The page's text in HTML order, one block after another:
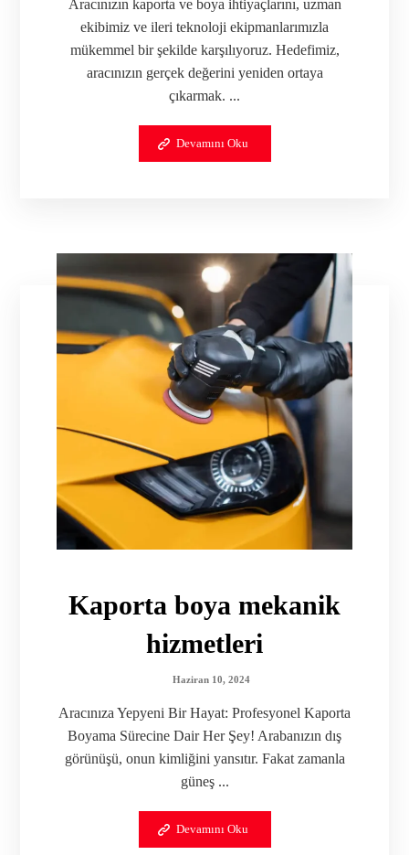
Aracınızın kaporta ve boya ihtiyaçlarını, uzman
ekibimiz ve ileri teknoloji ekipmanlarımızla
mükemmel bir şekilde karşılıyoruz. Hedefimiz,
aracınızın gerçek değerini yeniden ortaya
çıkarmak. ...
Devamını Oku
Kaporta boya mekanik
hizmetleri
Haziran 10, 2024
Aracınıza Yepyeni Bir Hayat: Profesyonel Kaporta
Boyama Sürecine Dair Her Şey! Arabanızın dış
görünüşü, onun kimliğini yansıtır. Fakat zamanla
güneş ...
Devamını Oku